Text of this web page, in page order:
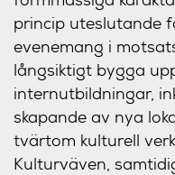
princip uteslutande
evenemang i
långsiktigt bygga
internutbildningar,
skapande av nya
tvärtom kulturell
Kulturväven,